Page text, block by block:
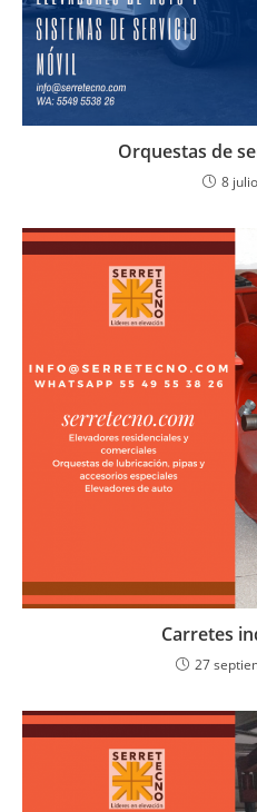
Orquestas de
8
Carretes
27